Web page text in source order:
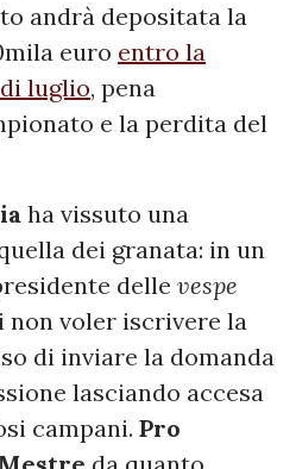
andrà depositata la
euro entro la
luglio, pena
e la perdita del
ha vissuto una
dei granata: in un
delle vespe
non voler iscrivere la
di inviare la domanda
lasciando accesa
campani. Pro